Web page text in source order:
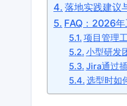
落地实践建议
FAQ：2026
项目管理
小型研发
Jira通过
选型时如